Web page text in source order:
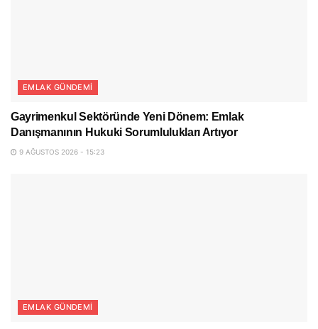
EMLAK GÜNDEMI
Gayrimenkul Sektöründe Yeni Dönem: Emlak
Danışmanının Hukuki Sorumlulukları Artıyor
9 AĞUSTOS 2026 - 15:23
EMLAK GÜNDEMI